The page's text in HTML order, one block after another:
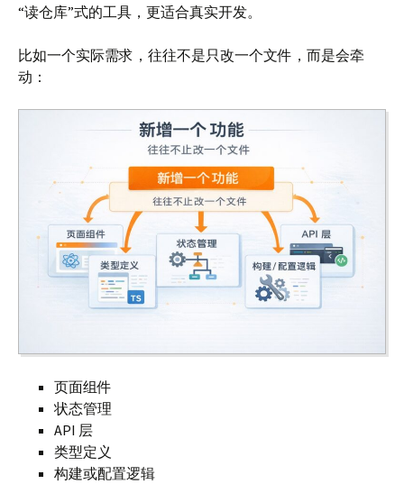
“读仓库”式的工具，更适合真实开发。
比如一个实际需求，往往不是只改一个文件，而是会牵
动：
页面组件
状态管理
API 层
类型定义
构建或配置逻辑